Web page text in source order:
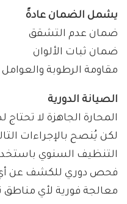
يشمل الضمان عادةً
ضمان عدم التشقق
ضمان ثبات الألوان
مقاومة الرطوبة والعوامل
الصيانة الدورية
المحارة الجاهزة لا
لكن يُنصح بالإجراءات
التنظيف السنوي
فحص دوري للكشف عن
معالجة فورية لأي